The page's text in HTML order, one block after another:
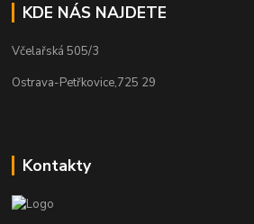
KDE NÁS NAJDETE
Včelařská 505/3
Ostrava-Petřkovice,725 29
Kontakty